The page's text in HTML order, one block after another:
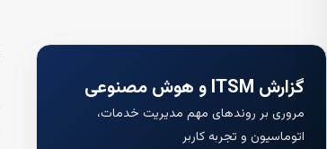
گزارش ITSM و هوش مصنوعی
مروری بر روندهای مهم مدیریت خدمات،
اتوماسیون و تجربه کاربر